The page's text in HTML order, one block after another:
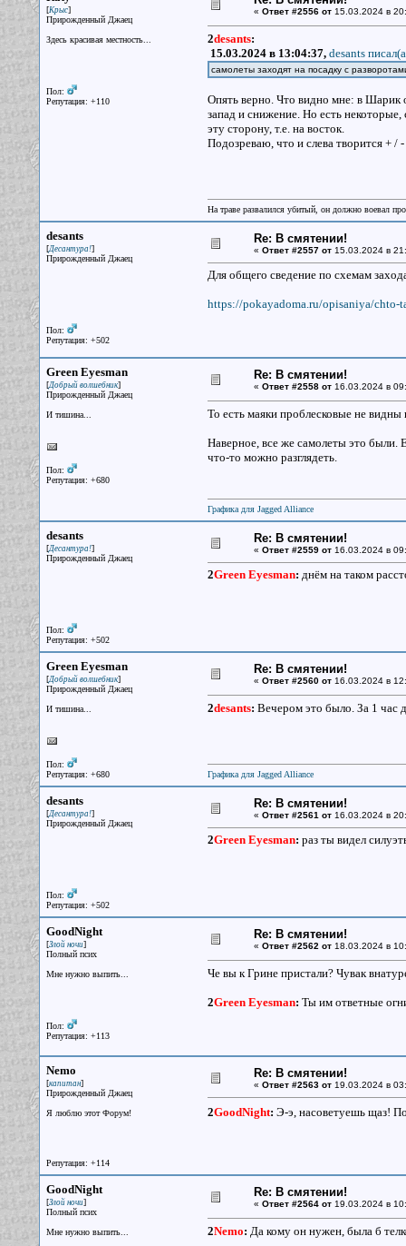
[Крыс]
Прирожденный Джаец
Здесь красивая местность...
Пол:
Репутация: +110
« Ответ #2556 от15.03.2024 в
2desants:
15.03.2024 в 13:04:37, desants
самолеты заходят на посадку с
Опять верно. Что видно мне: в Шарик
запад и снижение. Но есть некоторые,
эту сторону, т.е. на восток.
Подозреваю, что и слева творится + /
На траве развалился убитый, он должно воевал
desants
[Десантура!]
Прирожденный Джаец
Пол:
Репутация: +502
Re: В смятении!
« Ответ #2557 от15.03.2024 в
Для общего сведение по схемам
https://pokayadoma.ru/opisaniya/chto-
Green Eyesman
[Добрый волшебник]
Прирожденный Джаец
И тишина...
Пол:
Репутация: +680
Re: В смятении!
« Ответ #2558 от16.03.2024 в
То есть маяки проблесковые не видны
Наверное, все же самолеты это были.
что-то можно разглядеть.
Графика для Jagged Alliance
desants
[Десантура!]
Прирожденный Джаец
Пол:
Репутация: +502
Re: В смятении!
« Ответ #2559 от16.03.2024 в
2Green Eyesman: днём на таком
Green Eyesman
[Добрый волшебник]
Прирожденный Джаец
И тишина...
Пол:
Репутация: +680
Re: В смятении!
« Ответ #2560 от16.03.2024 в
2desants: Вечером это было. За 1 час
Графика для Jagged Alliance
desants
[Десантура!]
Прирожденный Джаец
Пол:
Репутация: +502
Re: В смятении!
« Ответ #2561 от16.03.2024 в
2Green Eyesman: раз ты видел
GoodNight
[Злой ночи]
Полный псих
Мне нужно выпить...
Пол:
Репутация: +113
Re: В смятении!
« Ответ #2562 от18.03.2024 в
Че вы к Грине пристали? Чувак
2Green Eyesman: Ты им ответные
Nemo
[капитан]
Прирожденный Джаец
Я люблю этот Форум!
Репутация: +114
Re: В смятении!
« Ответ #2563 от19.03.2024 в
2GoodNight: Э-э, насоветуешь щаз!
GoodNight
[Злой ночи]
Полный псих
Мне нужно выпить...
Re: В смятении!
« Ответ #2564 от19.03.2024 в
2Nemo: Да кому он нужен, была б